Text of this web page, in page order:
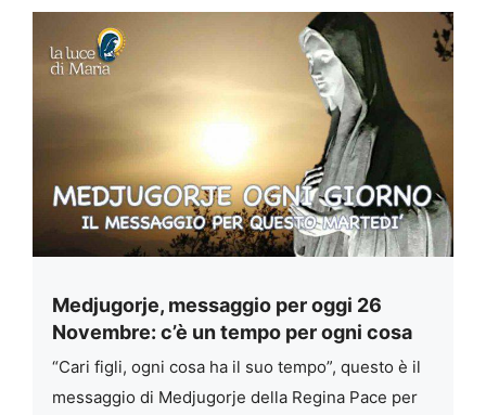
Medjugorje, messaggio per oggi 26
Novembre: c’è un tempo per ogni cosa
“Cari figli, ogni cosa ha il suo tempo”, questo è il
messaggio di Medjugorje della Regina Pace per